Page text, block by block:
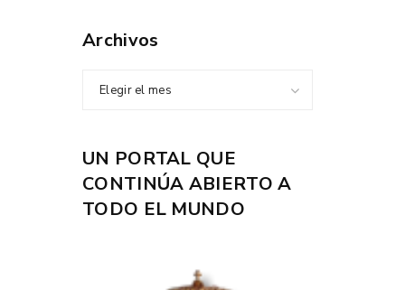
Archivos
Elegir el mes
UN PORTAL QUE
CONTINÚA ABIERTO A
TODO EL MUNDO